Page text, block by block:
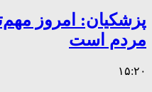
پزشکیان: امروز
مردم است
۱۵:۲۰